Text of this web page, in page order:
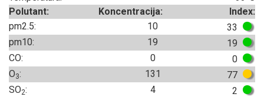
Polutant:
Koncentracija:
Index:
pm2.5:
10
33
pm10:
19
19
CO:
0
0
O3: 131
77
SO2: 4
2